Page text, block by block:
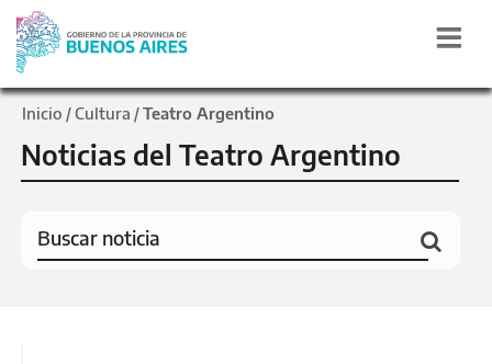
Inicio /Cultura /Teatro Argentino
Noticias del Teatro Argentino